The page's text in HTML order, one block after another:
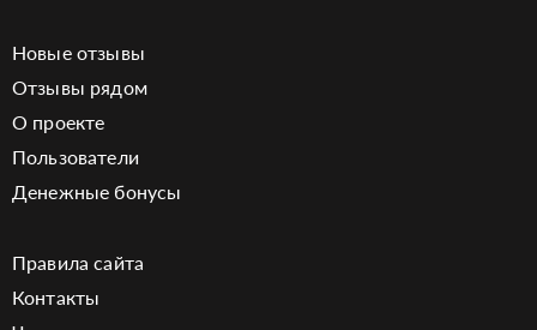
Новые отзывы
Отзывы рядом
О проекте
Пользователи
Денежные бонусы
Правила сайта
Контакты